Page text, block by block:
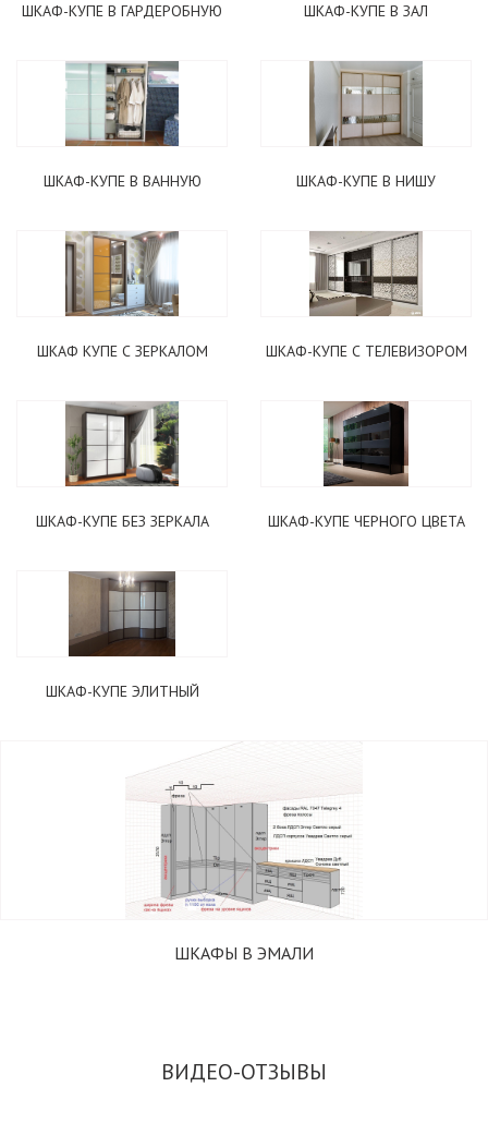
ШКАФ-КУПЕ В ГАРДЕРОБНУЮ ШКАФ-КУПЕ В ЗАЛ
ШКАФ-КУПЕ В ВАННУЮ ШКАФ-КУПЕ В НИШУ
ШКАФ КУПЕ С ЗЕРКАЛОМ ШКАФ-КУПЕ С ТЕЛЕВИЗОРОМ
ШКАФ-КУПЕ БЕЗ ЗЕРКАЛА ШКАФ-КУПЕ ЧЕРНОГО ЦВЕТА
ШКАФ-КУПЕ ЭЛИТНЫЙ
ШКАФЫ В ЭМАЛИ
ВИДЕО-ОТЗЫВЫ